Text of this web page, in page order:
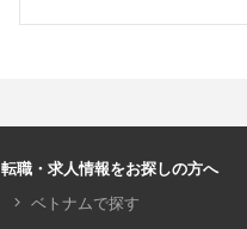
転職・求人情報をお探しの方へ
ベトナムで探す